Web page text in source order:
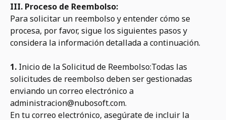
III. Proceso de Reembolso:
Para solicitar un reembolso y entender cómo se
procesa, por favor, sigue los siguientes pasos y
considera la información detallada a continuación.
1. Inicio de la Solicitud de Reembolso:Todas las
solicitudes de reembolso deben ser gestionadas
enviando un correo electrónico a
administracion@nubosoft.com.
En tu correo electrónico, asegúrate de incluir la